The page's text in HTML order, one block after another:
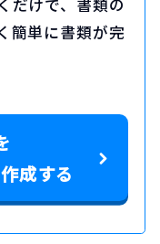
だけで、書類の
簡単に書類が完
成する